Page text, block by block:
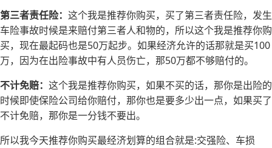
第三者责任险： 这个我是推荐你购买，买了第三者责任险，发生
车险事故时候是来赔付第三者人和物的，所以这个我是推荐你购
买，现在最起码也是50万起步。如果经济允许的话那就是买100
万，因为在出险事故中有人员伤亡，那50万都不够赔付的。
不计免赔： 这个我是推荐你购买，如果不买的话，那你是出险的
时候即使保险公司给你赔付，那你也是要多少出一点，如果买了
不计免赔，那你是一分钱不要出。
所以我今天推荐你购买最经济划算的组合就是:交强险、车损